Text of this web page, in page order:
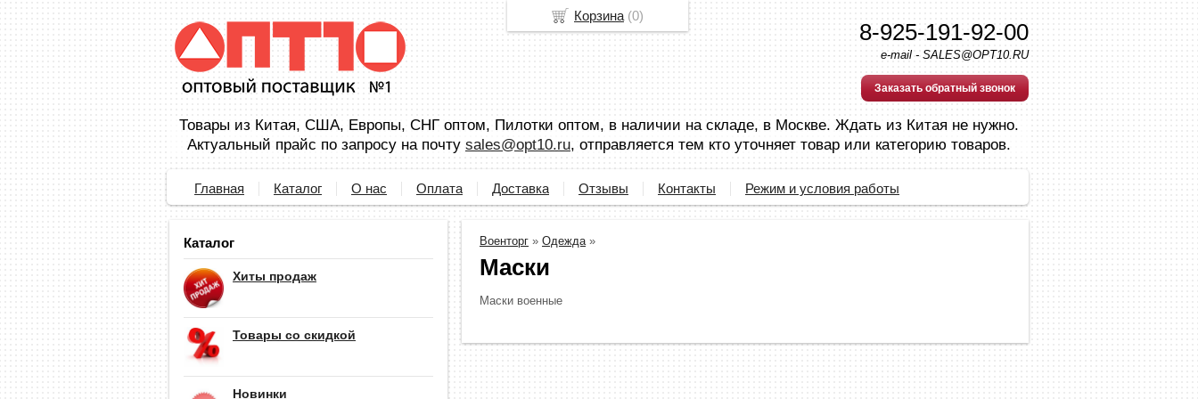
8-925-191-92-00
e-mail - SALES@OPT10.RU
Заказать обратный звонок
Товары из Китая, США, Европы, СНГ оптом, Пилотки оптом, в наличии на складе, в Москве. Ждать из Китая не нужно.
Актуальный прайс по запросу на почту sales@opt10.ru, отправляется тем кто уточняет товар или категорию товаров.
Главная Каталог О нас Оплата Доставка Отзывы Контакты Режим и условия работы
Каталог
Хиты продаж
Товары со скидкой
Новинки
Военторг » Одежда»
Маски
Маски военные
Корзина (0)